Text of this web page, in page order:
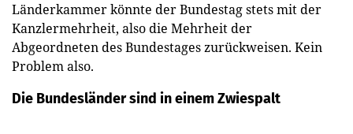
Länderkammer könnte der Bundestag stets mit der
Kanzlermehrheit, also die Mehrheit der
Abgeordneten des Bundestages zurückweisen. Kein
Problem also.
Die Bundesländer sind in einem Zwiespalt